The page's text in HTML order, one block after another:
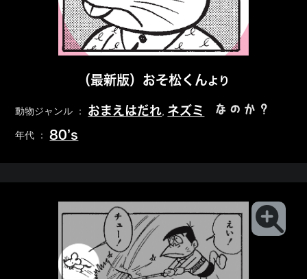
（最新版）おそ松くんより
動物ジャンル ： おまえはだれ, ネズミ なのか？
年代 ： 80’s